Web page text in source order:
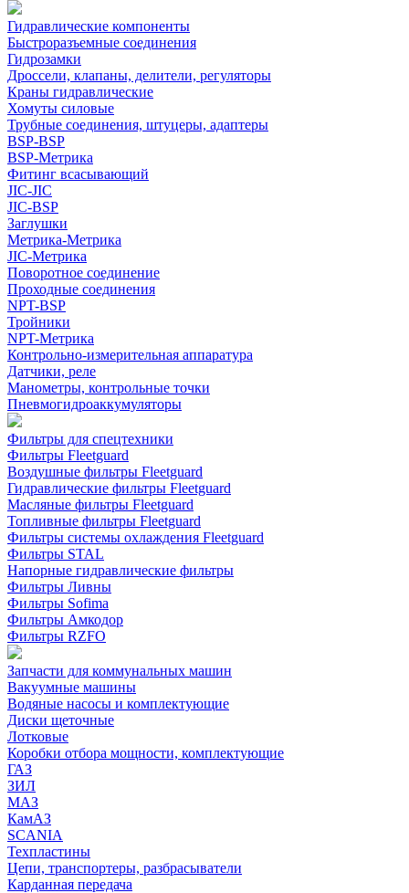
Гидравлические компоненты
Быстроразъемные соединения
Гидрозамки
Дроссели, клапаны, делители, регуляторы
Краны гидравлические
Хомуты силовые
Трубные соединения, штуцеры, адаптеры
BSP-BSP
BSP-Метрика
Фитинг всасывающий
JIC-JIC
JIC-BSP
Заглушки
Метрика-Метрика
JIC-Метрика
Поворотное соединение
Проходные соединения
NPT-BSP
Тройники
NPT-Метрика
Контрольно-измерительная аппаратура
Датчики, реле
Манометры, контрольные точки
Пневмогидроаккумуляторы
Фильтры для спецтехники
Фильтры Fleetguard
Воздушные фильтры Fleetguard
Гидравлические фильтры Fleetguard
Масляные фильтры Fleetguard
Топливные фильтры Fleetguard
Фильтры системы охлаждения Fleetguard
Фильтры STAL
Напорные гидравлические фильтры
Фильтры Ливны
Фильтры Sofima
Фильтры Амкодор
Фильтры RZFO
Запчасти для коммунальных машин
Вакуумные машины
Водяные насосы и комплектующие
Диски щеточные
Лотковые
Коробки отбора мощности, комплектующие
ГАЗ
ЗИЛ
МАЗ
КамАЗ
SCANIA
Техпластины
Цепи, транспортеры, разбрасыватели
Карданная передача